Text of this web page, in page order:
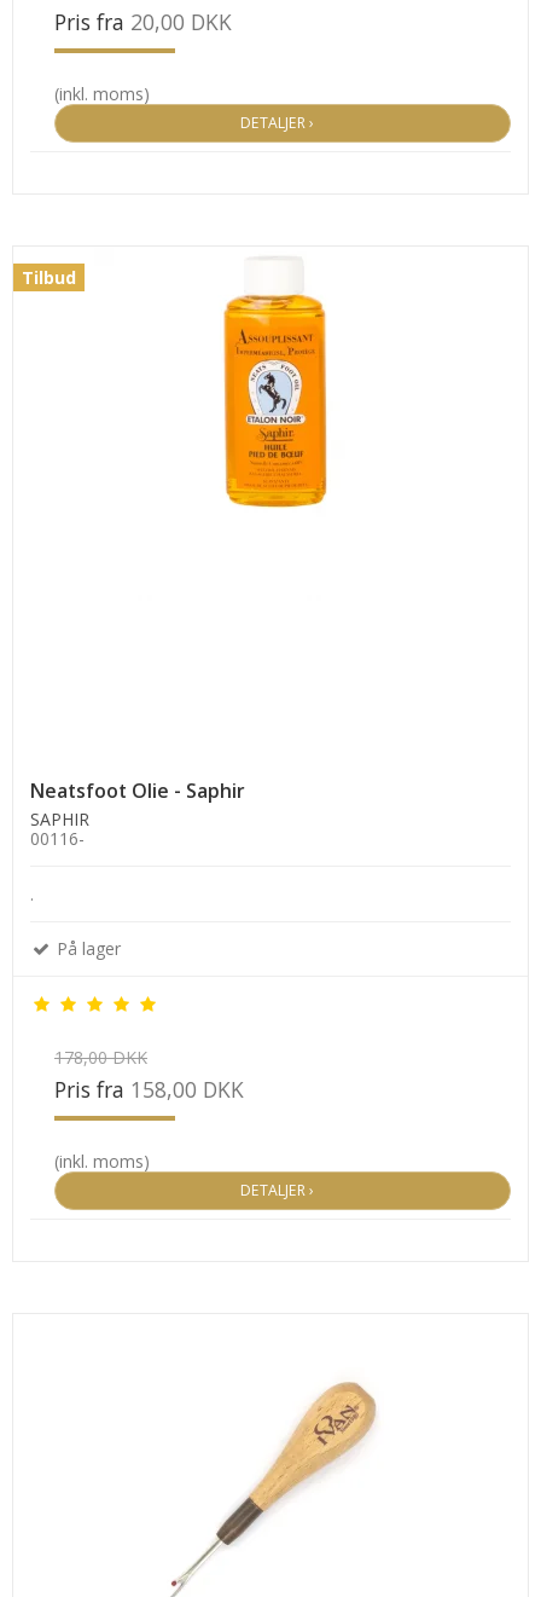
Pris fra 20,00 DKK
(inkl. moms)
DETALJER ›
Tilbud
Neatsfoot Olie - Saphir
SAPHIR
00116-
.
På lager
178,00 DKK
Pris fra 158,00 DKK
(inkl. moms)
DETALJER ›